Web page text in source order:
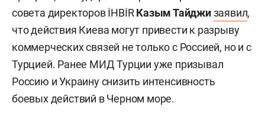
совета директоров İHBİRКазым Тайджизаявил,
что действия Киева могут привести к разрыву
коммерческих связей не только с Россией, но и с
Турцией. Ранее МИД Турции уже призывал
Россию и Украину снизить интенсивность
боевых действий в Черном море.